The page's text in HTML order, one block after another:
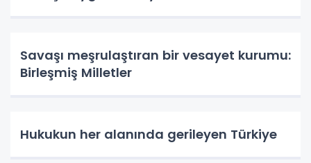
Savaşı meşrulaştıran bir vesayet kurumu:
Birleşmiş Milletler
Hukukun her alanında gerileyen Türkiye